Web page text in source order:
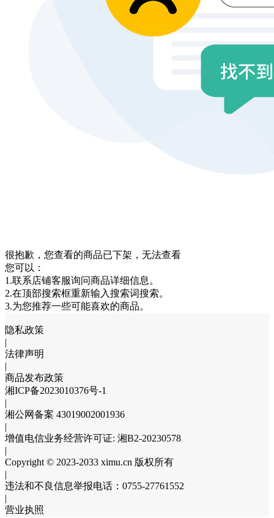
很抱歉，您查看的商品已下架，无法查看
您可以：
1.联系店铺客服询问商品详细信息。
2.在顶部搜索框重新输入搜索词搜索。
3.为您推荐一些可能喜欢的商品。
隐私政策
|
法律声明
|
商品发布政策
湘ICP备2023010376号-1
|
湘公网备案 43019002001936
|
增值电信业务经营许可证: 湘B2-20230578
|
Copyright © 2023-2033 ximu.cn 版权所有
|
违法和不良信息举报电话：0755-27761552
|
营业执照